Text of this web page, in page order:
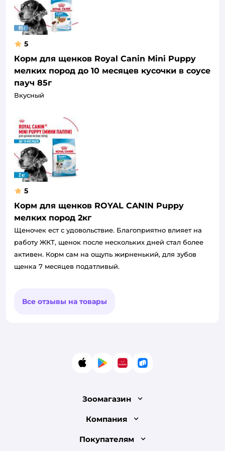
5
Корм для щенков Royal Canin Mini Puppy
мелких пород до 10 месяцев кусочки в соусе
пауч 85г
Вкусный
5
Корм для щенков ROYAL CANIN Puppy
мелких пород 2кг
Щеночек ест с удовольствие. Благоприятно влияет на
работу ЖКТ, щенок после нескольких дней стал более
активен. Корм сам на ощупь жирненький, для зубов
щенка 7 месяцев податливый.
Все отзывы на товары
App StoreGoogle Play
AppGallery
RuStore
Зоомагазин
Лицензия
Доставка и оплата
Компания
О компании
Покупателям